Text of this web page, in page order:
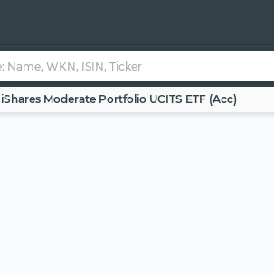
iShares Moderate Portfolio UCITS ETF (Acc)